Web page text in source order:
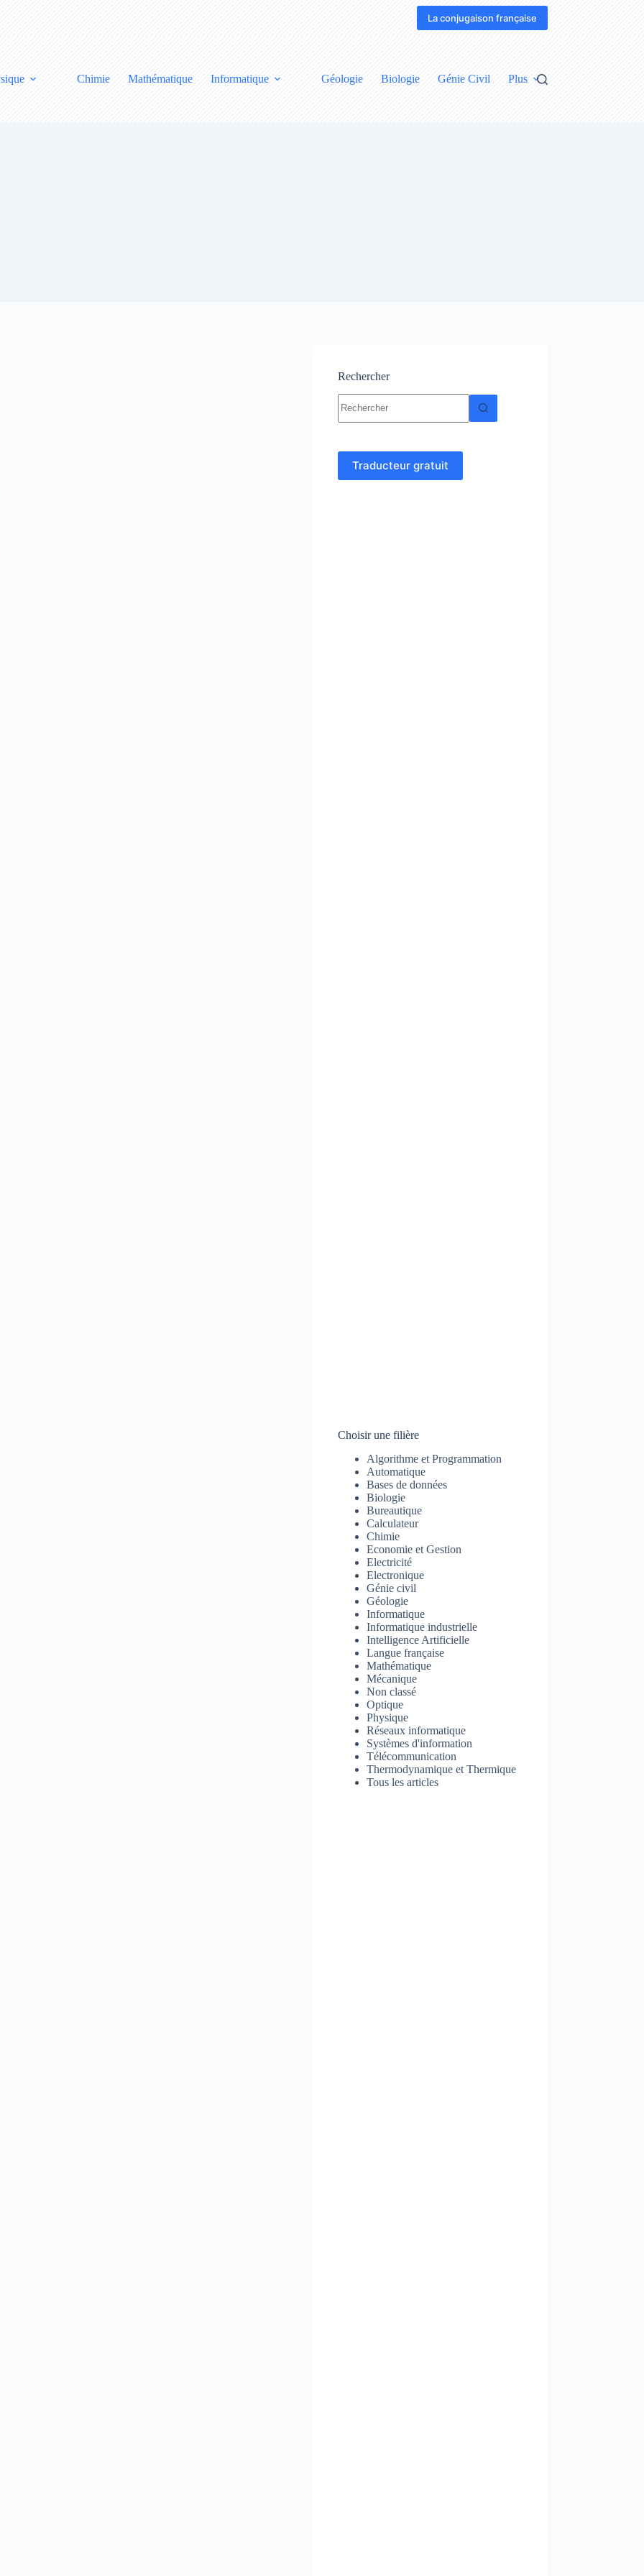
La conjugaison française
Chimie Mathématique Informatique Géologie Biologie Génie Civil Plus
Rechercher
résultat
Traducteur gratuit
Choisir une filière
Algorithme et Programmation
Automatique
Bases de données
Biologie
Bureautique
Calculateur
Chimie
Economie et Gestion
Electricité
Electronique
Génie civil
Géologie
Informatique
Informatique industrielle
Intelligence Artificielle
Langue française
Mathématique
Mécanique
Non classé
Optique
Physique
Réseaux informatique
Systèmes d'information
Télécommunication
Thermodynamique et Thermique
Tous les articles